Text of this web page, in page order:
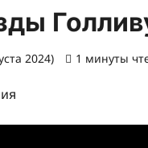
2024) 1 минуты